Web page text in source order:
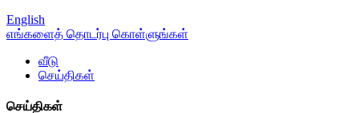
English
எங்களைத் தொடர்பு கொள்ளுங்கள்
வீடு
செய்திகள்
செய்திகள்